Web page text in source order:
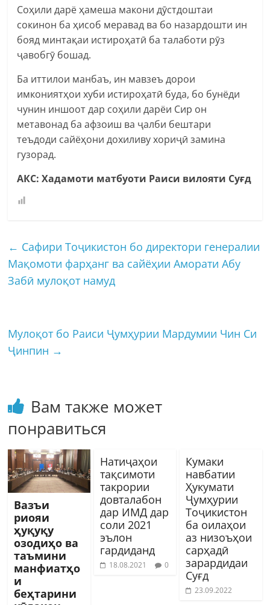
Соҳили дарё ҳамеша макони дӯстдоштаи
сокинон ба ҳисоб меравад ва бо назардошти ин
бояд минтақаи истироҳатӣ ба талаботи рӯз
ҷавобгӯ бошад.
Ба иттилои манбаъ, ин мавзеъ дорои
имкониятҳои хуби истироҳатӣ буда, бо бунёди
чунин иншоот дар соҳили дарёи Сир он
метавонад ба афзоиш ва ҷалби бештари
теъдоди сайёҳони дохиливу хориҷӣ замина
гузорад.
АКС: Хадамоти матбуоти Раиси вилояти Суғд
← Сафири Тоҷикистон бо директори генералии
Мақомоти фарҳанг ва сайёҳии Аморати Абу
Забӣ мулоқот намуд
Мулоқот бо Раиси Ҷумҳурии Мардумии Чин Си
Ҷинпин →
Вам также может
понравиться
Вазъи
риояи
ҳуқуқу
озодиҳо ва
таъмини
манфиатҳо
и
беҳтарини
Натиҷаҳои
тақсимоти
такрории
довталабон
дар ИМД дар
соли 2021
эълон
гардиданд
18.08.2021 0
Кумаки
навбатии
Ҳукумати
Ҷумҳурии
Тоҷикистон
ба оилаҳои
аз низоъҳои
сарҳадӣ
зарардидаи
Суғд
23.09.2022